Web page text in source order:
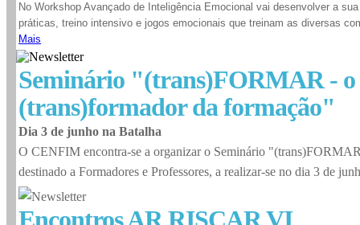
No Workshop Avançado de Inteligência Emocional vai desenvolver a
práticas, treino intensivo e jogos emocionais que treinam as diversas
Mais
Seminário "(trans)FORMAR - o
(trans)formador da formação"
Dia 3 de junho na Batalha
O CENFIM encontra-se a organizar o Seminário
destinado a Formadores e Professores, a realizar-se no dia 3 de